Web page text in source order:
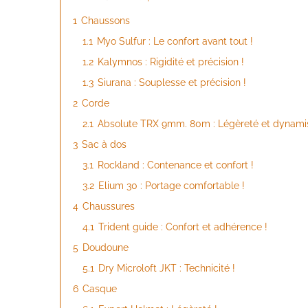
1 Chaussons
1.1
Myo Sulfur : Le confort avant tout !
1.2 Kalymnos : Rigidité et précision !
1.3 Siurana : Souplesse et précision !
2 Corde
2.1 Absolute TRX 9mm. 80m : Légèreté et
3 Sac à dos
3.1
Rockland : Contenance et confort !
3.2 Elium 30 : Portage comfortable !
4 Chaussures
4.1 Trident guide : Confort et adhérence !
5 Doudoune
5.1
Dry Microloft JKT : Technicité !
6 Casque